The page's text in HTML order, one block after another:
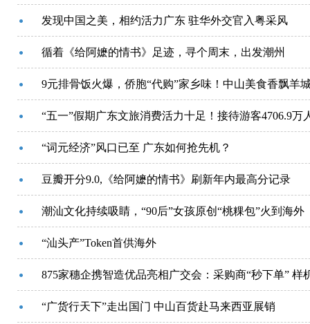
发现中国之美，相约活力广东 驻华外交官入粤采风
循着《给阿嬷的情书》足迹，寻个周末，出发潮州
9元排骨饭火爆，侨胞“代购”家乡味！中山美食香飘羊
“五一”假期广东文旅消费活力十足！接待游客4706.9万
“词元经济”风口已至 广东如何抢先机？
豆瓣开分9.0,《给阿嬷的情书》刷新年内最高分记录
潮汕文化持续吸睛，“90后”女孩原创“桃粿包”火到海外
“汕头产”Token首供海外
875家穗企携智造优品亮相广交会：采购商“秒下单” 样
“广货行天下”走出国门 中山百货赴马来西亚展销